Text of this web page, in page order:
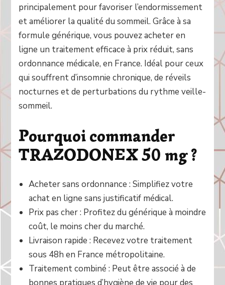
principalement pour favoriser l’endormissement
et améliorer la qualité du sommeil. Grâce à sa
formule générique, vous pouvez acheter en
ligne un traitement efficace à prix réduit, sans
ordonnance médicale, en France. Idéal pour ceux
qui souffrent d’insomnie chronique, de réveils
nocturnes et de perturbations du rythme veille-
sommeil.
Pourquoi commander
TRAZODONEX 50 mg ?
Acheter sans ordonnance : Simplifiez votre
achat en ligne sans justificatif médical.
Prix pas cher : Profitez du générique à moindre
coût, le moins cher du marché.
Livraison rapide : Recevez votre traitement
sous 48h en France métropolitaine.
Traitement combiné : Peut être associé à de